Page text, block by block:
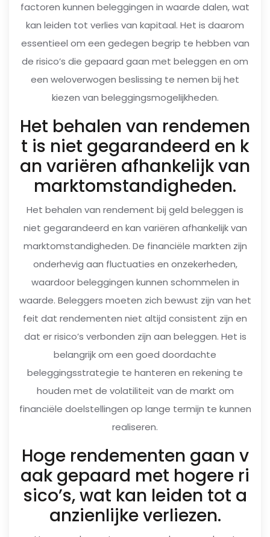
factoren kunnen beleggingen in waarde dalen, wat
kan leiden tot verlies van kapitaal. Het is daarom
essentieel om een gedegen begrip te hebben van
de risico’s die gepaard gaan met beleggen en om
een weloverwogen beslissing te nemen bij het
kiezen van beleggingsmogelijkheden.
Het behalen van rendemen
t is niet gegarandeerd en k
an variëren afhankelijk van
marktomstandigheden.
Het behalen van rendement bij geld beleggen is
niet gegarandeerd en kan variëren afhankelijk van
marktomstandigheden. De financiële markten zijn
onderhevig aan fluctuaties en onzekerheden,
waardoor beleggingen kunnen schommelen in
waarde. Beleggers moeten zich bewust zijn van het
feit dat rendementen niet altijd consistent zijn en
dat er risico’s verbonden zijn aan beleggen. Het is
belangrijk om een goed doordachte
beleggingsstrategie te hanteren en rekening te
houden met de volatiliteit van de markt om
financiële doelstellingen op lange termijn te kunnen
realiseren.
Hoge rendementen gaan v
aak gepaard met hogere ri
sico’s, wat kan leiden tot a
anzienlijke verliezen.